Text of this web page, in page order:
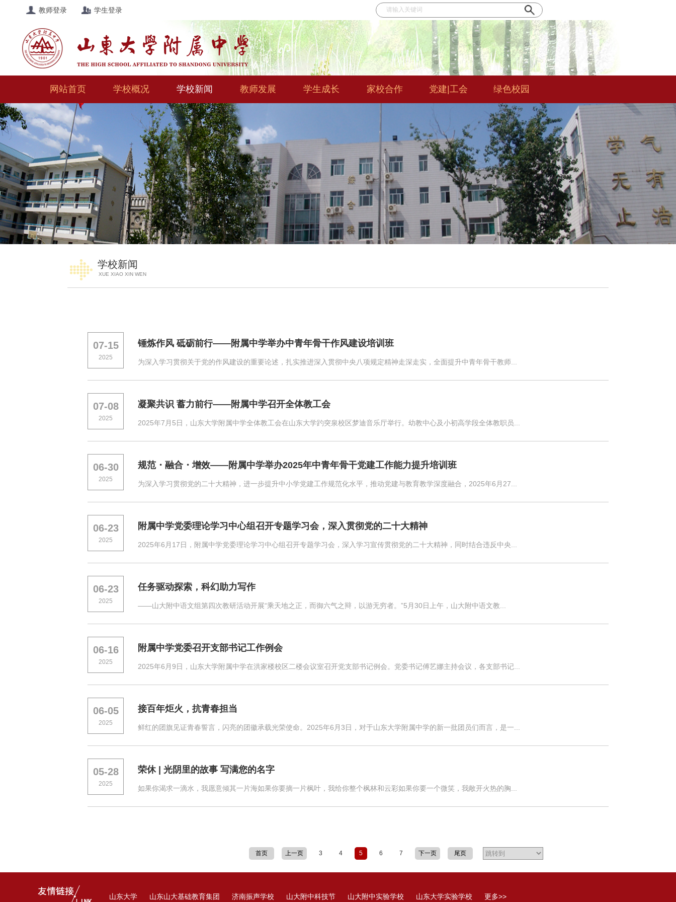
教师登录 学生登录
网站首页 学校概况 学校新闻 教师发展 学生成长 家校合作 党建|工会 绿色校园
学校新闻
XUE XIAO XIN WEN
07-15
2025
锤炼作风 砥砺前行——附属中学举办中青年骨干作风建设培训班
为深入学习贯彻关于党的作风建设的重要论述，扎实推进深入贯彻中央八项规定精神走深走实，全面提升中青年骨干教师...
07-08
2025
凝聚共识 蓄力前行——附属中学召开全体教工会
2025年7月5日，山东大学附属中学全体教工会在山东大学趵突泉校区梦迪音乐厅举行。幼教中心及小初高学段全体教职员...
06-30
2025
规范・融合・增效——附属中学举办2025年中青年骨干党建工作能力提升培训班
为深入学习贯彻党的二十大精神，进一步提升中小学党建工作规范化水平，推动党建与教育教学深度融合，2025年6月27...
06-23
2025
附属中学党委理论学习中心组召开专题学习会，深入贯彻党的二十大精神
2025年6月17日，附属中学党委理论学习中心组召开专题学习会，深入学习宣传贯彻党的二十大精神，同时结合违反中央...
06-23
2025
任务驱动探索，科幻助力写作
——山大附中语文组第四次教研活动开展“乘天地之正，而御六气之辩，以游无穷者。”5月30日上午，山大附中语文教...
06-16
2025
附属中学党委召开支部书记工作例会
2025年6月9日，山东大学附属中学在洪家楼校区二楼会议室召开党支部书记例会。党委书记傅艺娜主持会议，各支部书记...
06-05
2025
接百年炬火，抗青春担当
鲜红的团旗见证青春誓言，闪亮的团徽承载光荣使命。2025年6月3日，对于山东大学附属中学的新一批团员们而言，是一...
05-28
2025
荣休 | 光阴里的故事 写满您的名字
如果你渴求一滴水，我愿意倾其一片海如果你要摘一片枫叶，我给你整个枫林和云彩如果你要一个微笑，我敞开火热的胸...
首页 上一页 3 4 5 6 7 下一页 尾页
山东大学 山东山大基础教育集团 济南振声学校 山大附中科技节 山大附中实验学校 山东大学实验学校 更多>>